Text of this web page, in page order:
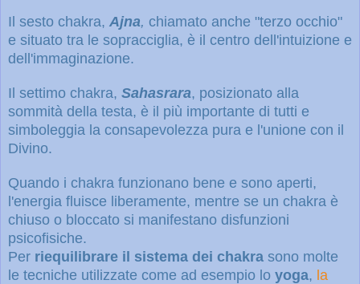
Il sesto chakra, Ajna, chiamato anche "terzo occhio"
e situato tra le sopracciglia, è il centro dell'intuizione e
dell'immaginazione.
Il settimo chakra, Sahasrara, posizionato alla
sommità della testa, è il più importante di tutti e
simboleggia la consapevolezza pura e l'unione con il
Divino.
Quando i chakra funzionano bene e sono aperti,
l'energia fluisce liberamente, mentre se un chakra è
chiuso o bloccato si manifestano disfunzioni
psicofisiche.
Per riequilibrare il sistema dei chakra sono molte
le tecniche utilizzate come ad esempio lo yoga, la